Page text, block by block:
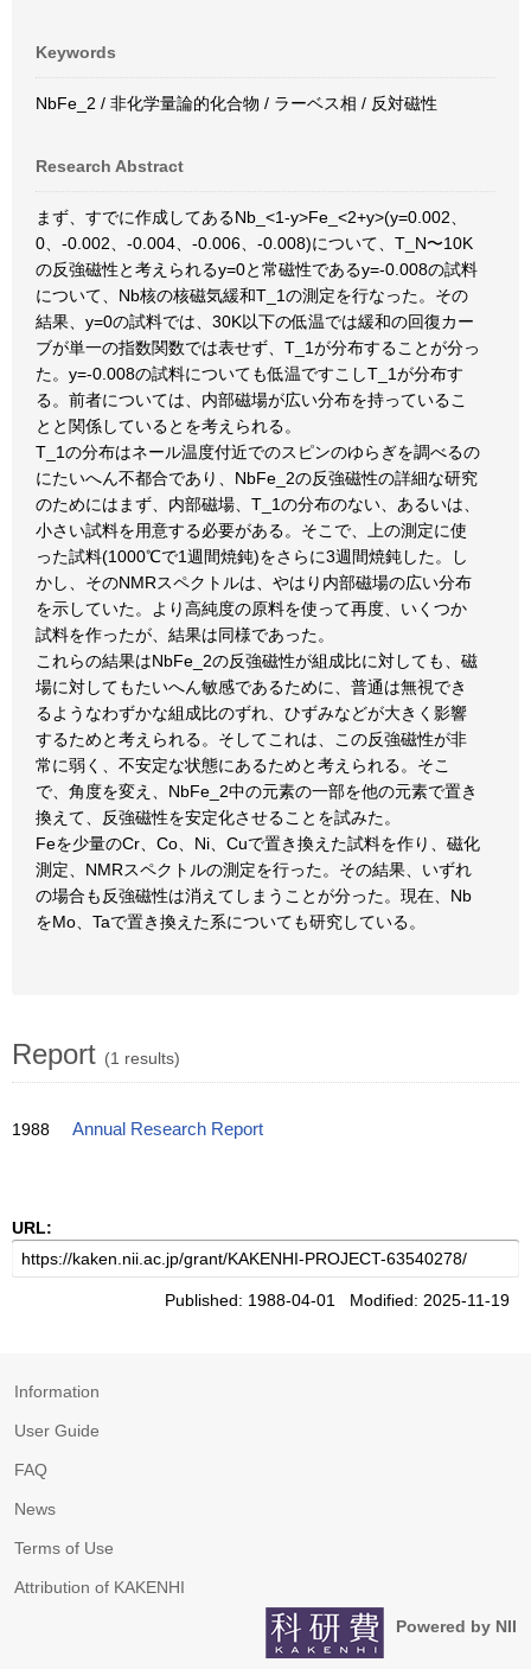
Keywords
NbFe_2 / 非化学量論的化合物 / ラーベス相 / 反対磁性
Research Abstract
まず、すでに作成してあるNb_<1-y>Fe_<2+y>(y=0.002、
0、-0.002、-0.004、-0.006、-0.008)について、T_N〜10K
の反強磁性と考えられるy=0と常磁性であるy=-0.008の試料
について、Nb核の核磁気緩和T_1の測定を行なった。その
結果、y=0の試料では、30K以下の低温では緩和の回復カー
ブが単一の指数関数では表せず、T_1が分布することが分っ
た。y=-0.008の試料についても低温ですこしT_1が分布す
る。前者については、内部磁場が広い分布を持っているこ
とと関係しているとを考えられる。
T_1の分布はネール温度付近でのスピンのゆらぎを調べるの
にたいへん不都合であり、NbFe_2の反強磁性の詳細な研究
のためにはまず、内部磁場、T_1の分布のない、あるいは、
小さい試料を用意する必要がある。そこで、上の測定に使
った試料(1000℃で1週間焼鈍)をさらに3週間焼鈍した。し
かし、そのNMRスペクトルは、やはり内部磁場の広い分布
を示していた。より高純度の原料を使って再度、いくつか
試料を作ったが、結果は同様であった。
これらの結果はNbFe_2の反強磁性が組成比に対しても、磁
場に対してもたいへん敏感であるために、普通は無視でき
るようなわずかな組成比のずれ、ひずみなどが大きく影響
するためと考えられる。そしてこれは、この反強磁性が非
常に弱く、不安定な状態にあるためと考えられる。そこ
で、角度を変え、NbFe_2中の元素の一部を他の元素で置き
換えて、反強磁性を安定化させることを試みた。
Feを少量のCr、Co、Ni、Cuで置き換えた試料を作り、磁化
測定、NMRスペクトルの測定を行った。その結果、いずれ
の場合も反強磁性は消えてしまうことが分った。現在、Nb
をMo、Taで置き換えた系についても研究している。
Report (1 results)
1988 Annual Research Report
URL:
Published: 1988-04-01 Modified: 2025-11-19
Information
User Guide
FAQ
News
Terms of Use
Attribution of KAKENHI
Powered by NII